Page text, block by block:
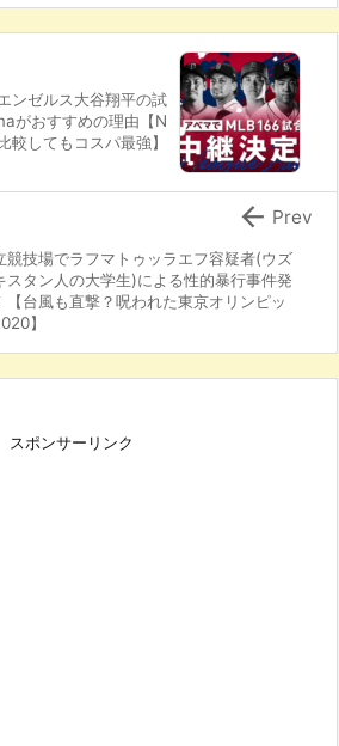
ンゼルス大谷翔平の試
がおすすめの理由【N
してもコスパ最強】
競技場でラフマトゥッラエフ容疑者(ウズ
スタン人の大学生)による性的暴行事件発
【台風も直撃？呪われた東京オリンピッ
】
 Prev
スポンサーリンク